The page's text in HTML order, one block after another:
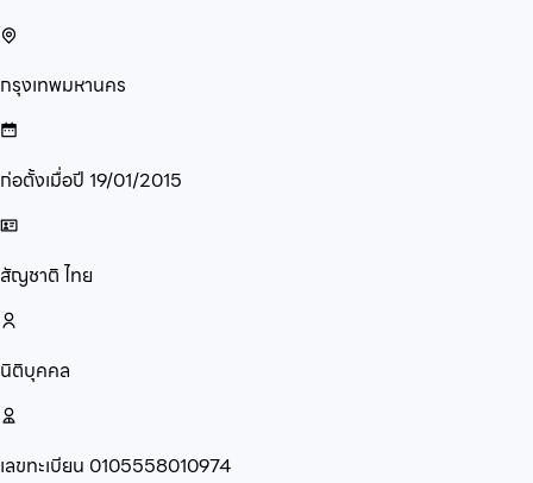
กรุงเทพมหานคร
ก่อตั้งเมื่อปี 19/01/2015
สัญชาติ ไทย
นิติบุคคล
เลขทะเบียน 0105558010974